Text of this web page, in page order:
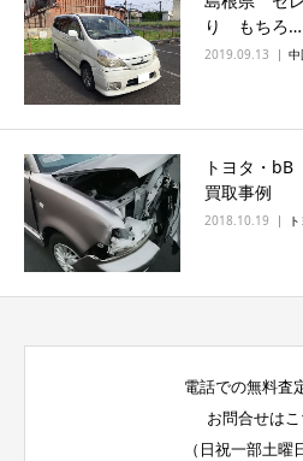
り もちろ…
2019.09.13 中
トヨタ・
買取事例
2018.10.19
電話での無料査
お問合せはこ
（日祝一部土曜